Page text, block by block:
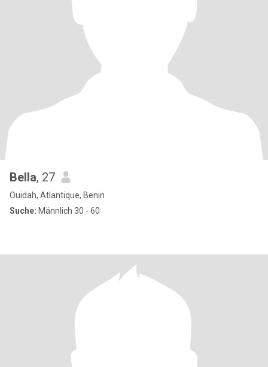
Bella, 27
Ouidah, Atlantique, Benin
Suche: Männlich 30 - 60